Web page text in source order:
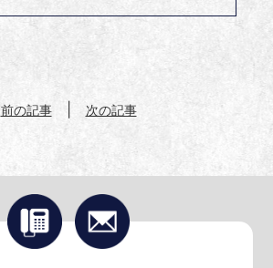
前の記事| 次の記事